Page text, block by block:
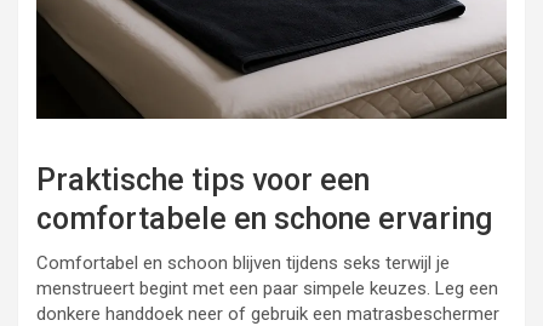
Praktische tips voor een
comfortabele en schone ervaring
Comfortabel en schoon blijven tijdens seks terwijl je
menstrueert begint met een paar simpele keuzes. Leg een
donkere handdoek neer of gebruik een matrasbeschermer